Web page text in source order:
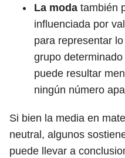
La moda también
influenciada por
para representar
grupo
puede resultar
ningún número
Si bien la media en
neutral, algunos
puede llevar a